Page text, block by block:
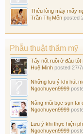
Thêu lông mày mấy
Trần Thị Mến posted
Phẫu thuật thẩm mỹ
Tẩy nốt ruồi ở đâu tốt
Huệ Minh posted 27/
Những lưu ý khi hút
Ngochuyen9999
Nâng mũi bọc sụn tai
Ngochuyen9999
Lưu ý khi thực hiện
Ngochuyen9999